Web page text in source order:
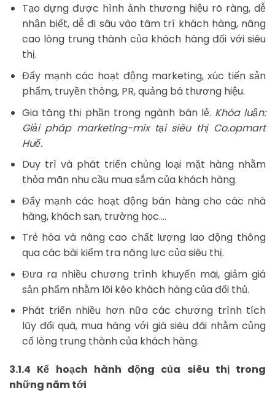
Tạo dựng được hình ảnh thương hiệu rõ ràng, dễ
nhận biết, dễ đi sâu vào tâm trí khách hàng, nâng
cao lòng trung thành của khách hàng đối với siêu
thị.
Đẩy mạnh các hoạt động marketing, xúc tiến sản
phẩm, truyền thông, PR, quảng bá thương hiệu.
Gia tăng thị phần trong ngành bán lẻ. Khóa luận:
Giải pháp marketing-mix tại siêu thị Co.opmart
Huế.
Duy trì và phát triển chủng loại mặt hàng nhằm
thỏa mãn nhu cầu mua sắm của khách hàng.
Đẩy mạnh các hoạt động bán hàng cho các nhà
hàng, khách sạn, trường học….
Trẻ hóa và nâng cao chất lượng lao động thông
qua các bài kiểm tra năng lực của siêu thị.
Đưa ra nhiều chương trình khuyến mãi, giảm giá
sản phẩm nhằm lôi kéo khách hàng của đối thủ.
Phát triển nhiều hơn nữa các chương trình tích
lũy đổi quà, mua hàng với giá siêu đãi nhằm củng
cố lòng trung thành của khách hàng.
3.1.4 Kế hoạch hành động của siêu thị trong
những năm tới